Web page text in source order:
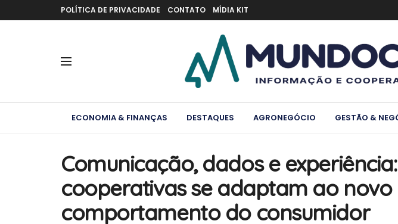
POLÍTICA DE PRIVACIDADE CONTATO MÍDIA KIT
ECONOMIA & FINANÇAS DESTAQUES AGRONEGÓCIO GESTÃO &
Comunicação, dados e
cooperativas se adaptam ao novo
comportamento do consumidor